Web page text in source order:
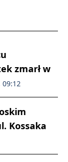
zmarł w
09:12
Kossaka